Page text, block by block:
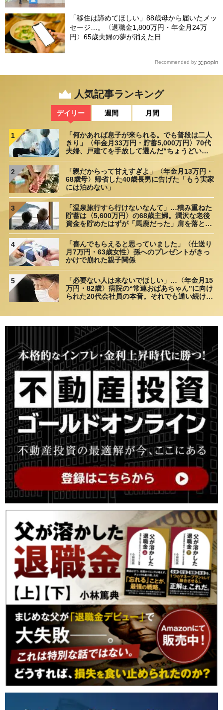
「移住は諦めてほしい」88歳母から届いたメッ
セージ…。〈退職金1,800万円・年金月24万
円〉65歳夫婦の夢が消えた日
Recommended by
人気記事ランキング
デイリー 週間 月間
1
「何かあれば息子が来られる。でも普段は二人
きり」〈年金月33万円・貯蓄5,000万円〉70代
夫婦、戸建てを手放して選んだ“ちょうどいい
距離”
2
「親だからって甘えすぎよ」〈年金月13万円・
68歳母〉帰省した40歳長男に告げた「もう実家
には泊めない」
3
「温泉旅行すら行けないなんて」…積み重ねた
貯蓄は〈5,600万円〉の68歳主婦。潤沢な老後
資金を貯めたはずが「馬鹿だった」肩を落とす
理由
4
「喜んでもらえると思っていました」〈仕送り
月7万円・63歳女性〉孫へのプレゼントがきっ
かけで崩れた親子関係
5
「必要ない人は来ないでほしい」…〈年金月15
万円・82歳〉病院の“常連おばあちゃん”に向け
られた20代会社員の本音。それでも通い続ける